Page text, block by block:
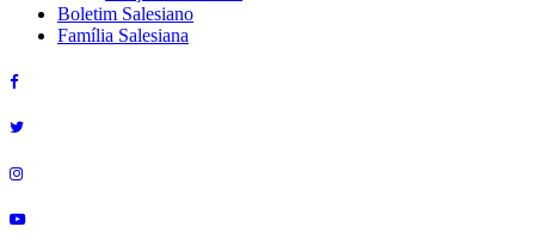
Boletim Salesiano
Família Salesiana